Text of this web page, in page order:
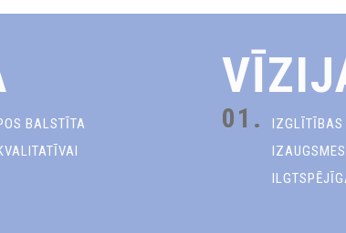
BALSTĪTA
01.
IZGLĪTĪBAS